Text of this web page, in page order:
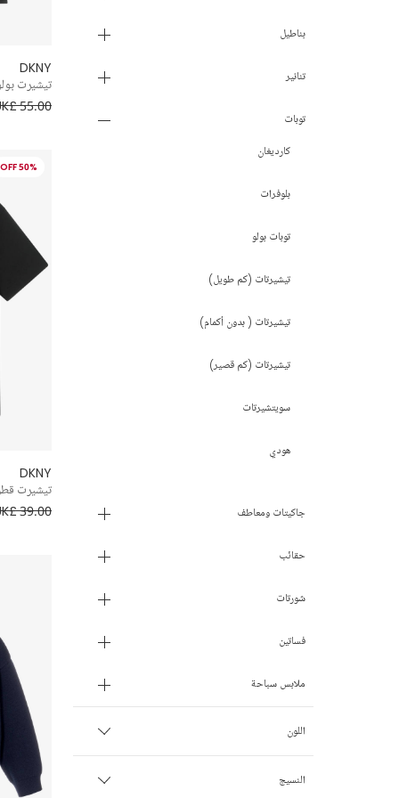
بناطيل
تنانير
توبات
كارديغان
بلوفرات
توبات بولو
تيشيرتات (كم طويل)
تيشيرتات ( بدون أكمام)
تيشيرتات (كم قصير)
سويتشيرتات
هودي
جاكيتات ومعاطف
حقائب
شورتات
فساتين
ملابس سباحة
اللون
بيجالنسيج
DKNY
تيشيرت
55.00
50% OFF
DKNY
تيشيرت
39.00